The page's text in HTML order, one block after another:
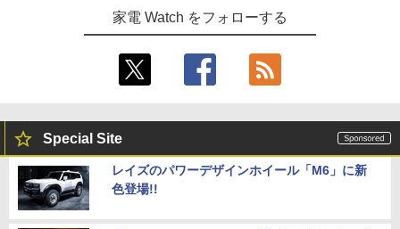
家電 Watch をフォローする
Special Site
レイズのパワーデザインホイール「M6」に新
色登場!!